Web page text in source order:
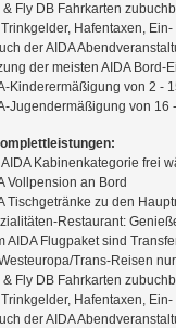
& Fly DB Fahrkarten
Hafentaxen,
der AIDA
der meisten AIDA Bord-
Kinderermäßigung von 2 -
Jugendermäßigung von 16
AIDA Kabinenkategorie frei
Vollpension an Bord
Tischgetränke zu den
Restaurant:
AIDA Flugpaket sind
Trans-Reisen
& Fly DB Fahrkarten
Hafentaxen,
der AIDA